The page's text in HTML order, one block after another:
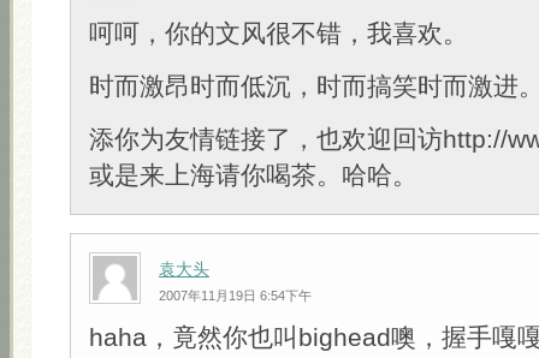
呵呵，你的文风很不错，我喜欢。
时而激昂时而低沉，时而搞笑时而激进
添你为友情链接了，也欢迎回访http://
或是来上海请你喝茶。哈哈。
袁大头
2007年11月19日 6:54下午
haha，竟然你也叫bighead噢，握手嘎